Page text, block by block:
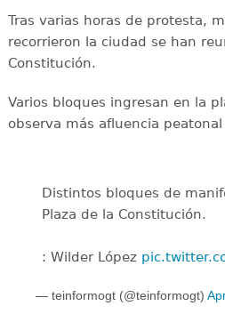
Tras varias horas de protesta,
recorrieron la ciudad se han
Constitución.
Varios bloques ingresan en la
observa más afluencia
Distintos bloques de
Plaza de la Constitución.
: Wilder López
— teinformogt (@teinformogt)